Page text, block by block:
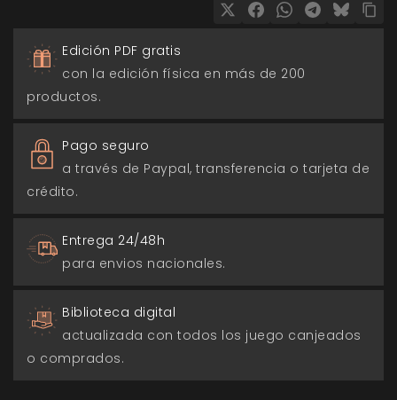
Edición PDF gratis
con la edición física en más de 200
productos.
Pago seguro
a través de Paypal, transferencia o tarjeta de
crédito.
Entrega 24/48h
para envios nacionales.
Biblioteca digital
actualizada con todos los juego canjeados
o comprados.